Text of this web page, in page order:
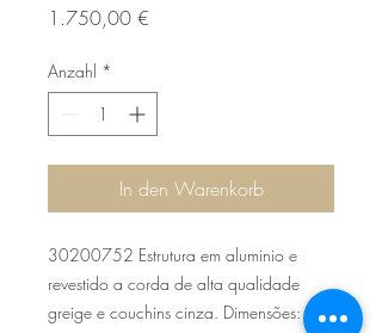
1.750,00 €
Anzahl *
In den Warenkorb
30200752 Estrutura em aluminio e
revestido a corda de alta qualidade
greige e couchins cinza. Dimensões: